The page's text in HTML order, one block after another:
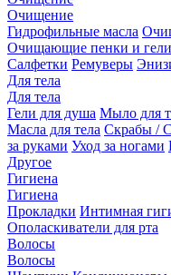
Очищение
Гидрофильные масла
Очищающие пенки и гели
Салфетки Ремуверы
Для тела
Для тела
Гели для душа Мыло для
Масла для тела Скрабы /
за руками Уход за ногами
Другое
Гигиена
Гигиена
Прокладки Интимная
Ополаскиватели для рта
Волосы
Волосы